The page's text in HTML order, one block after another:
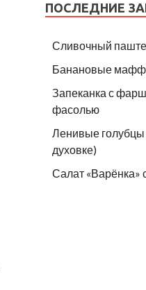
ПОСЛЕДНИЕ
Сливочный
Банановые
Запеканка с
фасолью
Ленивые голубцы
духовке)
Салат «Варёнка»